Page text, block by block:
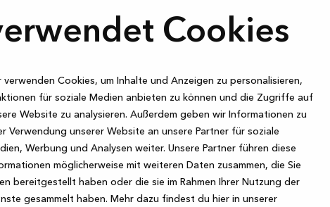
Cookies
verwenden Cookies, um Inhalte und Anzeigen zu personalisieren,
für soziale Medien anbieten zu können und die Zugriffe auf
Website zu analysieren. Außerdem geben wir Informationen zu
Verwendung unserer Website an unsere Partner für soziale
Werbung und Analysen weiter. Unsere Partner führen diese
möglicherweise mit weiteren Daten zusammen, die Sie
bereitgestellt haben oder die sie im Rahmen Ihrer Nutzung der
gesammelt haben. Mehr dazu findest du hier in unserer
exception has occurred while loadingwww.kvik.de (see the